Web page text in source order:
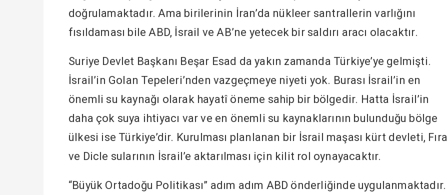
doğrulamaktadır. Ama birilerinin İran’da nükleer santrallerin varlığını
fısıldaması bile ABD, İsrail ve AB’ne yetecek bir saldırı aracı olacaktır.
Suriye Devlet Başkanı Beşar Esad da yakın zamanda Türkiye’ye gelmişti.
İsrail’in Golan Tepeleri’nden vazgeçmeye niyeti yok. Burası İsrail’in en
önemli su kaynağı olarak hayatî öneme sahip bir bölgedir. Hatta İsrail’in
daha çok suya ihtiyacı var ve en önemli su kaynaklarının bulunduğu bölge
ülkesi ise Türkiye’dir. Kurulması planlanan bir İsrail maşası kürt devleti,
ve Dicle sularının İsrail’e aktarılması için kilit rol oynayacaktır.
“Büyük Ortadoğu Politikası” adım adım ABD önderliğinde uygulanmaktadır.